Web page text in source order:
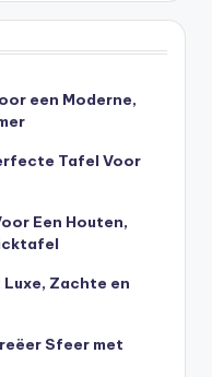
een Moderne,
Tafel Voor
Een Houten,
Zachte en
Sfeer met